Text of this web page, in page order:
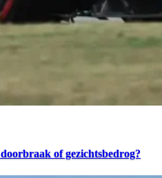
of gezichtsbedrog?